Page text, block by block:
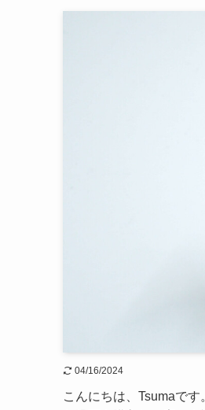
04/16/2024
こんにちは、Tsumaで